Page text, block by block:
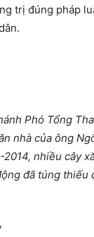
trị đúng pháp
Phó Tổng
nhà của ông
nhiều cây
đã túng thiếu